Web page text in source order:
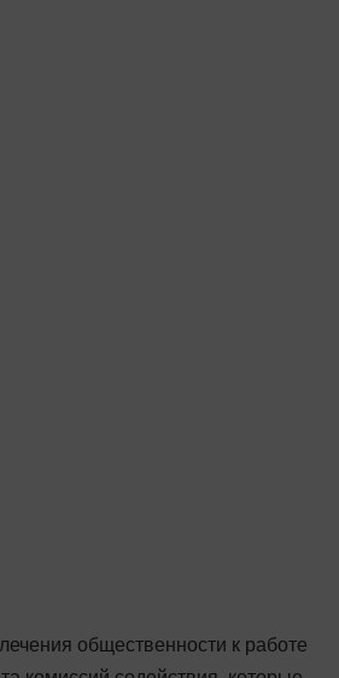
общественности к работе